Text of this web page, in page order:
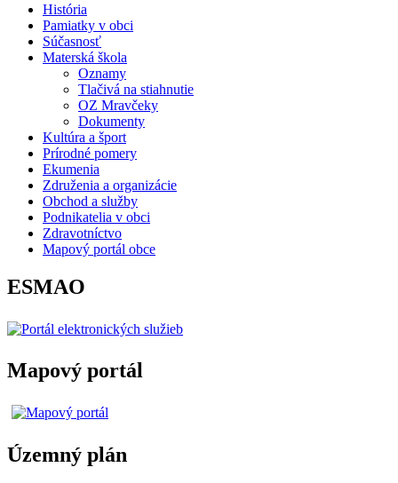
História
Pamiatky v obci
Súčasnosť
Materská škola
Oznamy
Tlačivá na stiahnutie
OZ Mravčeky
Dokumenty
Kultúra a šport
Prírodné pomery
Ekumenia
Združenia a organizácie
Obchod a služby
Podnikatelia v obci
Zdravotníctvo
Mapový portál obce
ESMAO
Mapový portál
Územný plán